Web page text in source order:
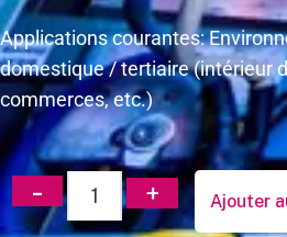
Applications courantes:
domestique / tertiaire (intérieur
commerces, etc.)
Ajouter